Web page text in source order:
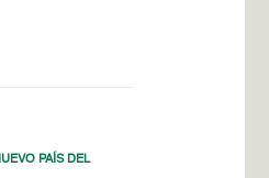
PAÍS DEL